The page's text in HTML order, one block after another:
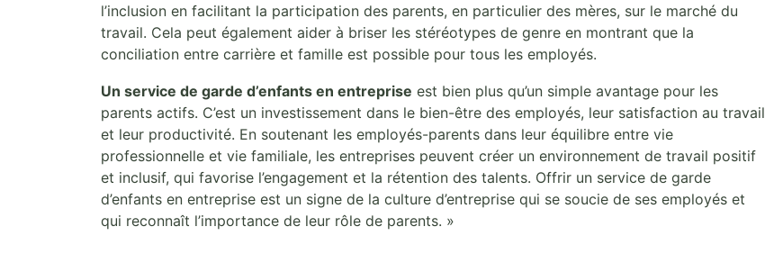
l’inclusion en facilitant la participation des parents, en particulier des mères, sur le marché du
travail. Cela peut également aider à briser les stéréotypes de genre en montrant que la
conciliation entre carrière et famille est possible pour tous les employés.
Un service de garde d’enfants en entreprise est bien plus qu’un simple avantage pour les
parents actifs. C’est un investissement dans le bien-être des employés, leur satisfaction au travail
et leur productivité. En soutenant les employés-parents dans leur équilibre entre vie
professionnelle et vie familiale, les entreprises peuvent créer un environnement de travail positif
et inclusif, qui favorise l’engagement et la rétention des talents. Offrir un service de garde
d’enfants en entreprise est un signe de la culture d’entreprise qui se soucie de ses employés et
qui reconnaît l’importance de leur rôle de parents. »